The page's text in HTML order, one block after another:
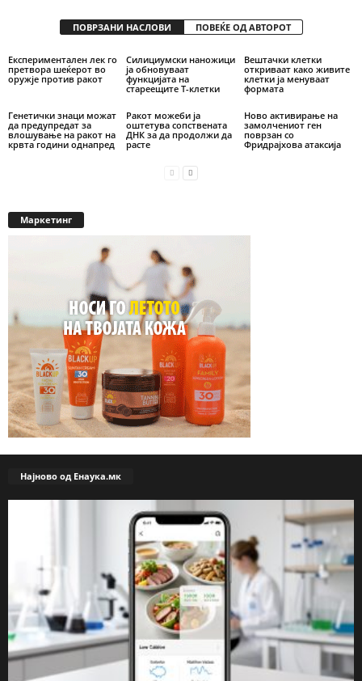
ПОВРЗАНИ НАСЛОВИ ПОВЕЌЕ ОД АВТОРОТ
Експериментален лек го
претвора шеќерот во
оружје против ракот
Силициумски наножици
ја обновуваат
функцијата на
стареещите Т-клетки
Вештачки клетки
откриваат како живите
клетки ја менуваат
формата
Генетички знаци можат
да предупредат за
влошување на ракот на
крвта години однапред
Ракот можеби ја
оштетува сопствената
ДНК за да продолжи да
расте
Ново активирање на
замолчениот ген
поврзан со
Фридрајхова атаксија
Маркетинг
Најново од Енаука.мк